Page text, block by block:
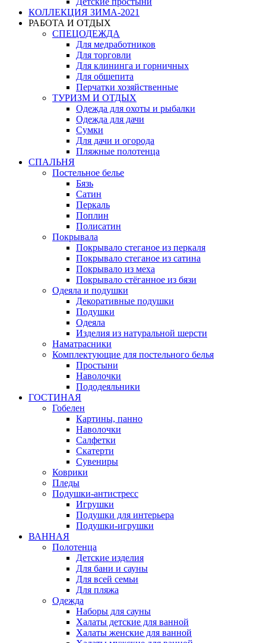
КОЛЛЕКЦИЯ ЗИМА-2021
РАБОТА И ОТДЫХ
СПЕЦОДЕЖДА
Для медработников
Для торговли
Для клининга и горничных
Для общепита
Перчатки хозяйственные
ТУРИЗМ И ОТДЫХ
Одежда для охоты и рыбалки
Одежда для дачи
Сумки
Для дачи и огорода
Пляжные полотенца
СПАЛЬНЯ
Постельное белье
Бязь
Сатин
Перкаль
Поплин
Полисатин
Покрывала
Покрывало стеганое из перкаля
Покрывало стеганое из сатина
Покрывало из меха
Покрывало стёганное из бязи
Одеяла и подушки
Декоративные подушки
Подушки
Одеяла
Изделия из натуральной шерсти
Наматраcники
Комплектующие для постельного белья
Простыни
Наволочки
Пододеяльники
ГОСТИНАЯ
Гобелен
Картины, панно
Наволочки
Салфетки
Скатерти
Сувениры
Коврики
Пледы
Подушки-антистресс
Игрушки
Подушки для интерьера
Подушки-игрушки
ВАННАЯ
Полотенца
Детские изделия
Для бани и сауны
Для всей семьи
Для пляжа
Одежда
Наборы для сауны
Халаты детские для ванной
Халаты женские для ванной